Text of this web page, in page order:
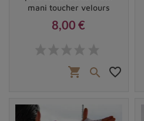
mani toucher velours
8,00 €
shopping_cart  favorite_border